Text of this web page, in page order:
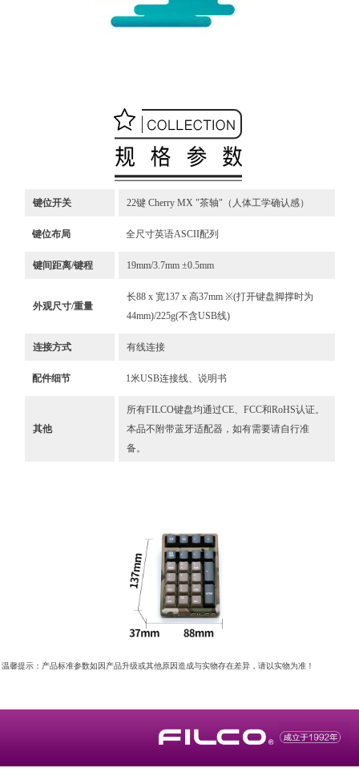
键位开关 22键 Cherry MX "茶轴"（人体工学确认感）
键位布局 全尺寸英语ASCII配列
键间距离/键程 19mm/3.7mm ±0.5mm
外观尺寸/重量
长88 x 宽137 x 高37mm ※(打开键盘脚撑时为
44mm)/225g(不含USB线)
连接方式 有线连接
配件细节 1米USB连接线、说明书
其他
所有FILCO键盘均通过CE、FCC和RoHS认证。
本品不附带蓝牙适配器，如有需要请自行准
备。
温馨提示：产品标准参数如因产品升级或其他原因造成与实物存在差异，请以实物为准！